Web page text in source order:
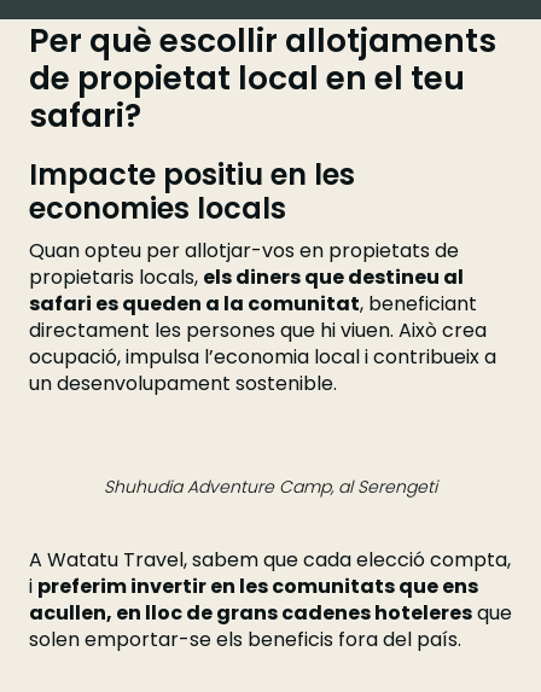
Per què escollir allotjaments
de propietat local en el teu
safari?
Impacte positiu en les
economies locals
Quan opteu per allotjar-vos en propietats de
propietaris locals, els diners que destineu al
safari es queden a la comunitat, beneficiant
directament les persones que hi viuen. Això crea
ocupació, impulsa l’economia local i contribueix a
un desenvolupament sostenible.
Shuhudia Adventure Camp, al Serengeti
A Watatu Travel, sabem que cada elecció compta,
i preferim invertir en les comunitats que ens
acullen, en lloc de grans cadenes hoteleresque
solen emportar-se els beneficis fora del país.